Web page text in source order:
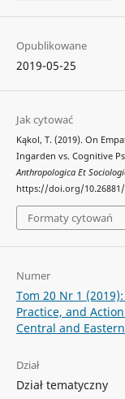
Opublikowane
2019-05-25
Jak cytować
Kąkol, T. (2019). On
Ingarden vs. Cognitive
Anthropologica Et
https://doi.org/10.26881/
Formaty cytowań
Numer
Tom 20 Nr 1
Practice, and
Central and
Dział
Dział tematyczny